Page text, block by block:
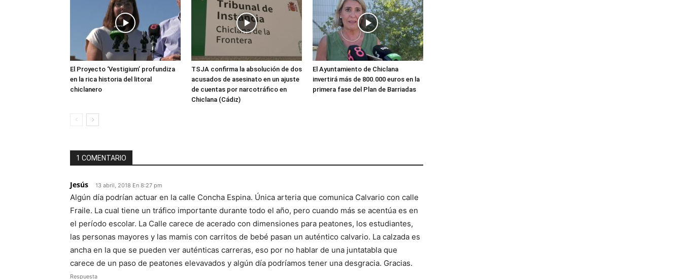
El Proyecto ‘Vestigium’ profundiza
en la rica historia del litoral
chiclanero
TSJA confirma la absolución de dos
acusados de asesinato en un ajuste
de cuentas por narcotráfico en
Chiclana (Cádiz)
El Ayuntamiento de Chiclana
invertirá más de 800.000 euros en la
primera fase del Plan de Barriadas
1 COMENTARIO
Jesús 13 abril, 2018 En 8:27 pm
Algún día podrían actuar en la calle Concha Espina. Única arteria que comunica Calvario con calle
Fraile. La cual tiene un tráfico importante durante todo el año, pero cuando más se acentúa es en
el período escolar. La Calle carece de acerado con dimensiones para peatones, los estudiantes,
las personas mayores y las mamis con carritos de bebé pasan un auténtico calvario. La calzada es
ancha en la que se pueden ver auténticas carreras, eso por no hablar de una juntatabla que
carece de un paso de peatones elevavados y algún día podríamos tener una desgracia. Gracias.
Respuesta